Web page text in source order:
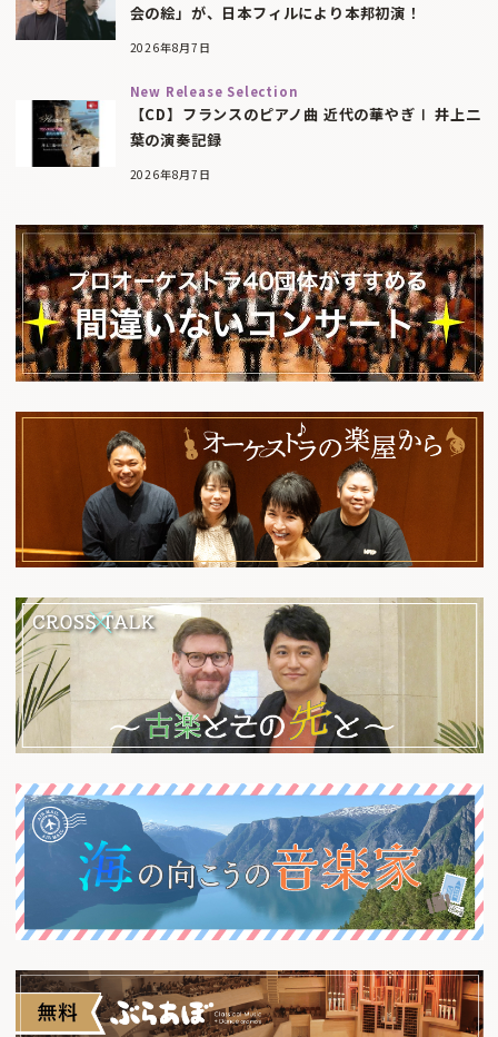
会の絵」が、日本フィルにより本邦初演！
2026年8月7日
New Release Selection
【CD】フランスのピアノ曲 近代の華やぎⅠ 井上二
葉の演奏記録
2026年8月7日